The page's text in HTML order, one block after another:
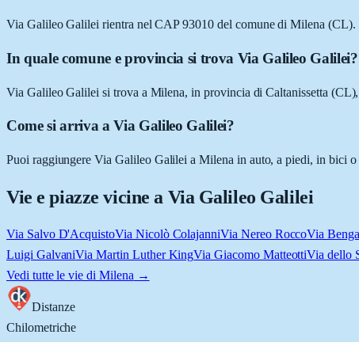
Via Galileo Galilei rientra nel CAP 93010 del comune di Milena (CL).
In quale comune e provincia si trova Via Galileo Galilei?
Via Galileo Galilei si trova a Milena, in provincia di Caltanissetta
Come si arriva a Via Galileo Galilei?
Puoi raggiungere Via Galileo Galilei a Milena in auto, a piedi, in bici
Vie e piazze vicine a Via Galileo Galilei
Via Salvo D'AcquistoVia Nicolò ColajanniVia Nereo RoccoVia
Luigi GalvaniVia Martin Luther KingVia Giacomo MatteottiVia dello
Vedi tutte le vie di Milena →
Distanze
Chilometriche